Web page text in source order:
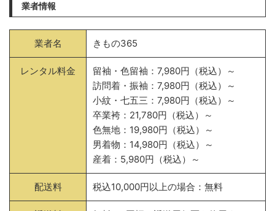
業者情報
業者名 きもの365
レンタル料金
留袖・色留袖：7,980円（税込）～
訪問着・振袖：7,980円（税込）～
小紋・七五三：7,980円（税込）～
卒業袴：21,780円（税込）～
色無地：19,980円（税込）～
男着物：14,980円（税込）～
産着：5,980円（税込）～
配送料 税込10,000円以上の場合：無料